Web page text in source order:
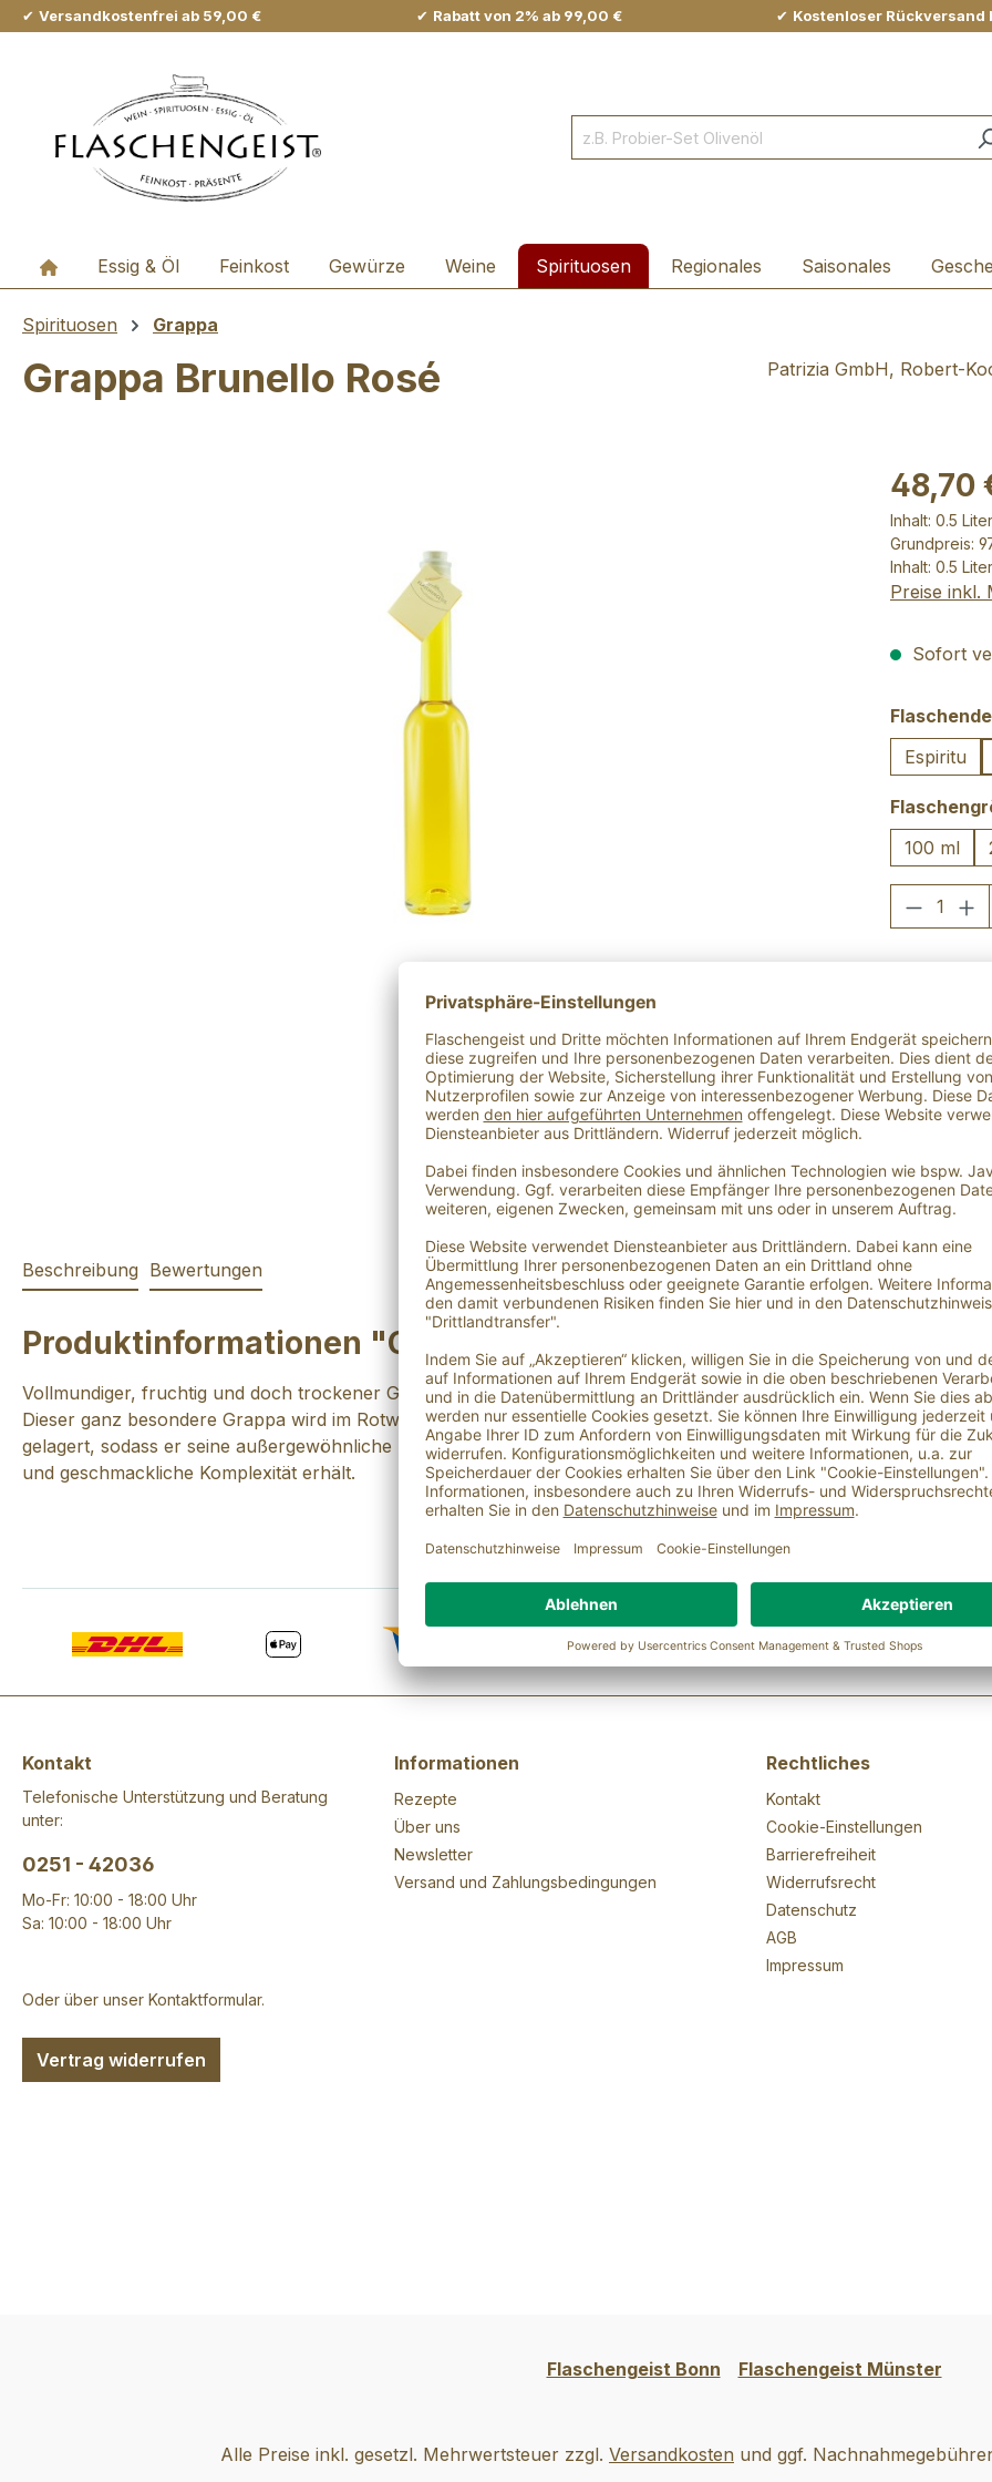
Hauptinhalt springen
Zur Suche springen
Zur Hauptnavigation springen
✔ Versandkostenfrei ab 59,00 € ✔ Rabatt von 2% ab 99,00 € ✔ Kostenloser Rückversand
Essig & Öl Feinkost Gewürze Weine Spirituosen Regionales Saisonales
Spirituosen Grappa
Grappa Brunello Rosé Patrizia GmbH, Robert-
48,70
Inhalt: 0.5 Liter
Grundpreis:
Inhalt: 0.5 Liter
Preise inkl.
Sofort
Espiritu
100 ml
Zum
Beschreibung Bewertungen
Produktinformationen "Grappa Brunello Rosé"
Vollmundiger, fruchtig und doch trockener Grappa.
Dieser ganz besondere Grappa wird im Rotweinfass
gelagert, sodass er seine außergewöhnliche Farbe
und geschmackliche Komplexität erhält.
Kontakt
Telefonische Unterstützung und Beratung
unter:
0251 - 42036
Mo-Fr: 10:00 - 18:00 Uhr
Sa: 10:00 - 18:00 Uhr
Oder über unser Kontaktformular.
Vertrag widerrufen
Informationen
Rezepte
Über uns
Newsletter
Versand und Zahlungsbedingungen
Rechtliches
Kontakt
Cookie-Einstellungen
Barrierefreiheit
Widerrufsrecht
Datenschutz
AGB
Impressum
Flaschengeist Bonn Flaschengeist Münster
Alle Preise inkl. gesetzl. Mehrwertsteuer zzgl. Versandkosten und ggf.